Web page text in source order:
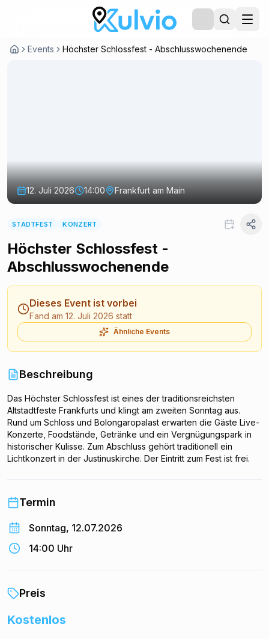
Events Höchster Schlossfest - Abschlusswochenende
12. Juli 2026 14:00 Frankfurt am Main
STADTFEST KONZERT
Höchster Schlossfest -
Abschlusswochenende
Dieses Event ist vorbei
Fand am 12. Juli 2026 statt
Ähnliche Events
Beschreibung
Das Höchster Schlossfest ist eines der traditionsreichsten
Altstadtfeste Frankfurts und klingt am zweiten Sonntag aus.
Rund um Schloss und Bolongaropalast erwarten die Gäste Live-
Konzerte, Foodstände, Getränke und ein Vergnügungspark in
historischer Kulisse. Zum Abschluss gehört traditionell ein
Lichtkonzert in der Justinuskirche. Der Eintritt zum Fest ist frei.
Termin
Sonntag, 12.07.2026
14:00 Uhr
Preis
Kostenlos